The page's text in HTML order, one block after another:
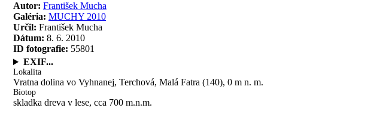
Autor: František Mucha
Galéria: MUCHY 2010
Určil: František Mucha
Dátum: 8. 6. 2010
ID fotografie: 55801
EXIF...
Lokalita
Vratna dolina vo Vyhnanej, Terchová, Malá Fatra (140), 0 m n. m.
Biotop
skladka dreva v lese, cca 700 m.n.m.